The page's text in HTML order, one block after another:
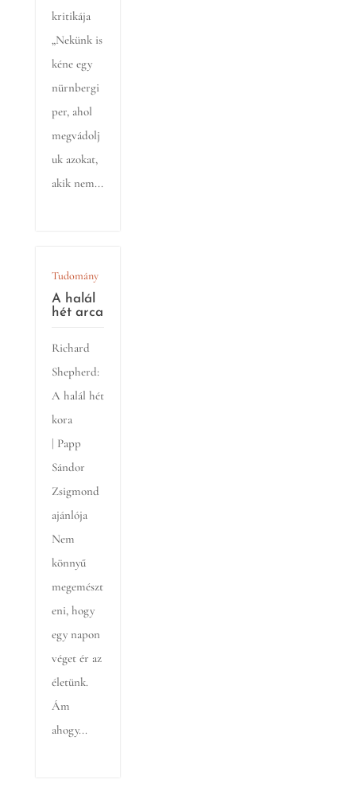
kritikája
„Nekünk is
kéne egy
nürnbergi
per, ahol
megvádolj
uk azokat,
akik nem...
Tudomány
A halál
hét arca
Richard
Shepherd:
A halál hét
kora
| Papp
Sándor
Zsigmond
ajánlója
Nem
könnyű
megemészt
eni, hogy
egy napon
véget ér az
életünk.
Ám
ahogy...